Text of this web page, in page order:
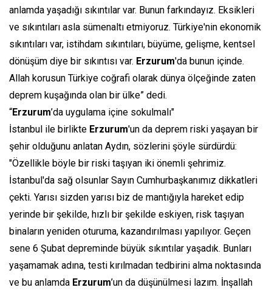
anlamda yaşadığı sıkıntılar var. Bunun farkındayız. Eksikleri
ve sıkıntıları asla sümenaltı etmiyoruz. Türkiye'nin ekonomik
sıkıntıları var, istihdam sıkıntıları, büyüme, gelişme, kentsel
dönüşüm diye bir sıkıntısı var. Erzurum'da bunun içinde.
Allah korusun Türkiye coğrafi olarak dünya ölçeğinde zaten
deprem kuşağında olan bir ülke” dedi.
“Erzurum’da uygulama içine sokulmalı"
İstanbul ile birlikte Erzurum'un da deprem riski yaşayan bir
şehir olduğunu anlatan Aydın, sözlerini şöyle sürdürdü:
"Özellikle böyle bir riski taşıyan iki önemli şehrimiz.
İstanbul'da sağ olsunlar Sayın Cumhurbaşkanımız dikkatleri
çekti. Yarısı sizden yarısı biz de mantığıyla hareket edip
yerinde bir şekilde, hızlı bir şekilde eskiyen, risk taşıyan
binaların yeniden oturuma, kazandırılması yapılıyor. Geçen
sene 6 Şubat depreminde büyük sıkıntılar yaşadık. Bunları
yaşamamak adına, testi kırılmadan tedbirini alma noktasında
ve bu anlamda Erzurum’un da düşünülmesi lazım. İnşallah